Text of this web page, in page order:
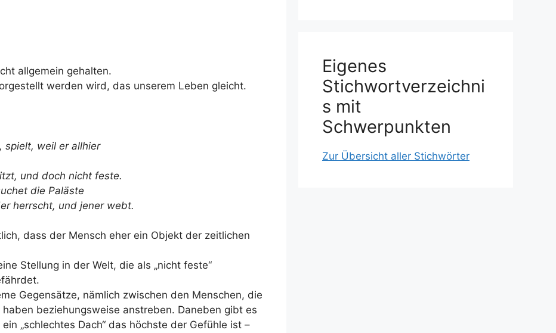
allgemein gehalten.
werden wird, das unserem Leben gleicht.
spielt, weil er allhier
und doch nicht feste.
die Paläste
herrscht, und jener webt.
dass der Mensch eher ein Objekt der zeitlichen
Stellung in der Welt, die als „nicht feste“
Gegensätze, nämlich zwischen den Menschen, die
beziehungsweise anstreben. Daneben gibt es
„schlechtes Dach“ das höchste der Gefühle ist –
Eigenes
Stichwortverzeichni
s mit
Schwerpunkten
Zur Übersicht aller Stichwörter